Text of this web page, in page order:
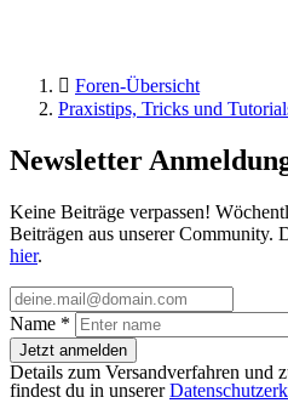
Foren-Übersicht
Praxistips, Tricks und
Newsletter
Keine Beiträge verpassen!
Beiträgen aus unserer Community.
hier.
Name *
Jetzt anmelden
Details zum Versandverfahren und
findest du in unserer